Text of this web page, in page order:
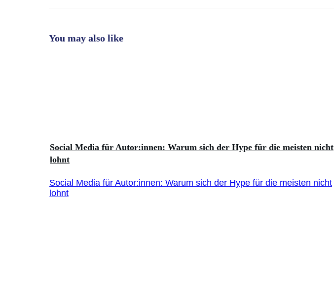
You may also like
Social Media für Autor:innen: Warum sich der Hype für die meisten nicht
lohnt
Social Media für Autor:innen: Warum sich der Hype für die meisten nicht
lohnt